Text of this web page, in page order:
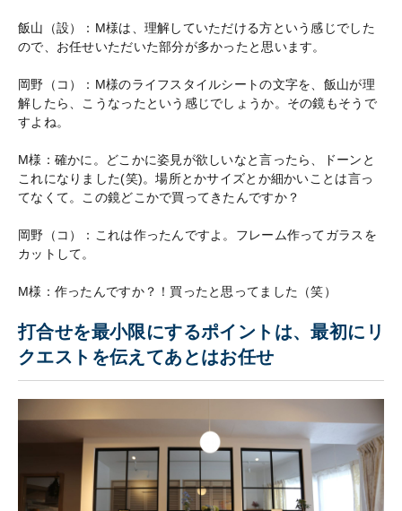
飯山（設）：M様は、理解していただける方という感じでした
ので、お任せいただいた部分が多かったと思います。
岡野（コ）：M様のライフスタイルシートの文字を、飯山が理
解したら、こうなったという感じでしょうか。その鏡もそうで
すよね。
M様：確かに。どこかに姿見が欲しいなと言ったら、ドーンと
これになりました(笑)。場所とかサイズとか細かいことは言っ
てなくて。この鏡どこかで買ってきたんですか？
岡野（コ）：これは作ったんですよ。フレーム作ってガラスを
カットして。
M様：作ったんですか？！買ったと思ってました（笑）
打合せを最小限にするポイントは、最初にリ
クエストを伝えてあとはお任せ